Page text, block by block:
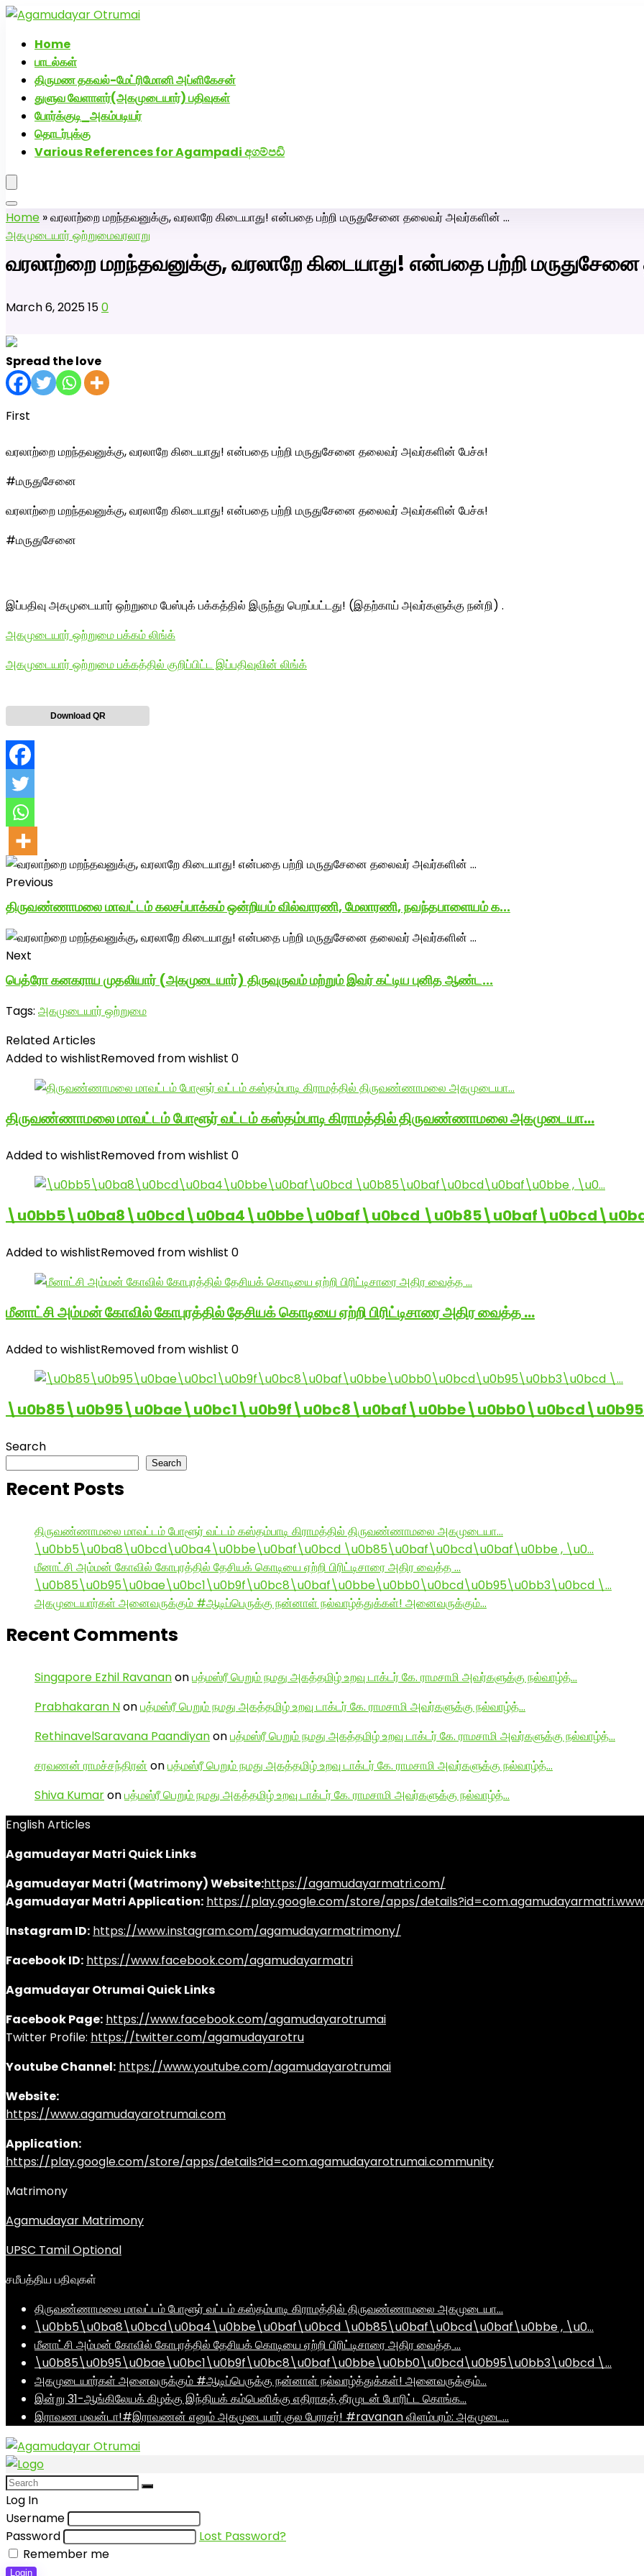
Home
பாடல்கள்
திருமண தகவல்-மேட்ரிமோனி அப்ளிகேசன்
துளுவ வேளாளர்(அகமுடையார்) பதிவுகள்
போர்க்குடி_அகம்படியர்
தொடர்புக்கு
Various References for Agampadi අගම්පඩි
Home »வரலாற்றை மறந்தவனுக்கு, வரலாறே கிடையாது! என்பதை பற்றி மருதுசேனை தலைவர் அவர்களின் …
அகமுடையார் ஒற்றுமைவரலாறு
வரலாற்றை மறந்தவனுக்கு, வரலாறே கிடையாது! என்பதை பற்றி
March 6, 2025150
Spread the love
First
வரலாற்றை மறந்தவனுக்கு, வரலாறே கிடையாது! என்பதை பற்றி மருதுசேனை தலைவர் அவர்களின் பேச்சு!
#மருதுசேனை
வரலாற்றை மறந்தவனுக்கு, வரலாறே கிடையாது! என்பதை பற்றி மருதுசேனை தலைவர் அவர்களின் பேச்சு!
#மருதுசேனை
இப்பதிவு அகமுடையார் ஒற்றுமை பேஸ்புக் பக்கத்தில் இருந்து பெறப்பட்டது! (இதற்காய் அவர்களுக்கு நன்றி) .
அகமுடையார் ஒற்றுமை பக்கம் லிங்க்
அகமுடையார் ஒற்றுமை பக்கத்தில் குறிப்பிட்ட இப்பதிவுவின் லிங்க்
Download QR
Previous
திருவண்ணாமலை மாவட்டம் கலசப்பாக்கம் ஒன்றியம் வில்வாரணி, மேலாரணி, நவந்தபாளையம் க...
Next
பெத்ரோ கனகராய முதலியார் (அகமுடையார்) திருவுருவம் மற்றும் இவர் கட்டிய புனித ஆண்ட...
Tags: அகமுடையார் ஒற்றுமை
Related Articles
Added to wishlistRemoved from wishlist 0
திருவண்ணாமலை மாவட்டம் போளூர் வட்டம் கஸ்தம்பாடி கிராமத்தில் திருவண்ணாமலை அகமுடையா…
Added to wishlistRemoved from wishlist 0
\u0bb5\u0ba8\u0bcd\u0ba4\u0bbe\u0baf\u0bcd
Added to wishlistRemoved from wishlist 0
மீனாட்சி அம்மன் கோவில் கோபுரத்தில் தேசியக் கொடியை ஏற்றி பிரிட்டிசாரை அதிர வைத்த …
Added to wishlistRemoved from wishlist 0
Search
Search
Recent Posts
திருவண்ணாமலை மாவட்டம் போளூர் வட்டம் கஸ்தம்பாடி கிராமத்தில் திருவண்ணாமலை அகமுடையா…
\u0bb5\u0ba8\u0bcd\u0ba4\u0bbe\u0baf\u0bcd \u0b85\u0baf\u0bcd\u0baf\u0bbe , \u0…
மீனாட்சி அம்மன் கோவில் கோபுரத்தில் தேசியக் கொடியை ஏற்றி பிரிட்டிசாரை அதிர வைத்த …
\u0b85\u0b95\u0bae\u0bc1\u0b9f\u0bc8\u0baf\u0bbe\u0bb0\u0bcd\u0b95\u0bb3\u0bcd \…
அகமுடையார்கள் அனைவருக்கும் #ஆடிப்பெருக்கு நன்னாள் நல்வாழ்த்துக்கள்! அனைவருக்கும்…
Recent Comments
Singapore Ezhil Ravananonபத்மஸ்ரீ பெறும் நமது அகத்தமிழ் உறவு டாக்டர் கே. ராமசாமி அவர்களுக்கு நல்வாழ்த்…
Prabhakaran Nonபத்மஸ்ரீ பெறும் நமது அகத்தமிழ் உறவு டாக்டர் கே. ராமசாமி அவர்களுக்கு நல்வாழ்த்…
RethinavelSaravana Paandiyanonபத்மஸ்ரீ பெறும் நமது அகத்தமிழ் உறவு டாக்டர் கே. ராமசாமி அவர்களுக்கு நல்வாழ்த்…
சரவணன் ராமச்சந்திரன் onபத்மஸ்ரீ பெறும் நமது அகத்தமிழ் உறவு டாக்டர் கே. ராமசாமி அவர்களுக்கு நல்வாழ்த்…
Shiva Kumaronபத்மஸ்ரீ பெறும் நமது அகத்தமிழ் உறவு டாக்டர் கே. ராமசாமி அவர்களுக்கு நல்வாழ்த்…
English Articles
Agamudayar Matri Quick Links
Agamudayar Matri (Matrimony) Website:https://agamudayarmatri.com/
Agamudayar Matri Application: https://play.google.com/store/apps/details?id=com.agamudayarmatri.www
Instagram ID: https://www.instagram.com/agamudayarmatrimony/
Facebook ID: https://www.facebook.com/agamudayarmatri
Agamudayar Otrumai Quick Links
Facebook Page: https://www.facebook.com/agamudayarotrumai
Twitter Profile: https://twitter.com/agamudayarotru
Youtube Channel: https://www.youtube.com/agamudayarotrumai
Website:
https://www.agamudayarotrumai.com
Application:
https://play.google.com/store/apps/details?id=com.agamudayarotrumai.community
Matrimony
Agamudayar Matrimony
UPSC Tamil Optional
சமீபத்திய பதிவுகள்
திருவண்ணாமலை மாவட்டம் போளூர் வட்டம் கஸ்தம்பாடி கிராமத்தில் திருவண்ணாமலை அகமுடையா…
\u0bb5\u0ba8\u0bcd\u0ba4\u0bbe\u0baf\u0bcd \u0b85\u0baf\u0bcd\u0baf\u0bbe , \u0…
மீனாட்சி அம்மன் கோவில் கோபுரத்தில் தேசியக் கொடியை ஏற்றி பிரிட்டிசாரை அதிர வைத்த …
\u0b85\u0b95\u0bae\u0bc1\u0b9f\u0bc8\u0baf\u0bbe\u0bb0\u0bcd\u0b95\u0bb3\u0bcd \…
அகமுடையார்கள் அனைவருக்கும் #ஆடிப்பெருக்கு நன்னாள் நல்வாழ்த்துக்கள்! அனைவருக்கும்…
இன்று 31-ஆங்கிலேயக் கிழக்கு இந்தியக் கம்பெனிக்கு எதிராகத் தீரமுடன் போரிட்ட கொங்க…
இராவண மவன்டா!#இராவணன் எனும் அகமுடையார் குல பேரரசர்! #ravanan விளம்பரம்: அகமுடை…
அகமுடையார் திருமண வரன்களுக்கு அகமுடையார்மேட்ரி-பெண் வீட்டாருக்கு 100% இலவச திருமண சேவை! வாட்ஸப் எண்:
Log In
Username
Password
Lost Password?
Remember me
Login